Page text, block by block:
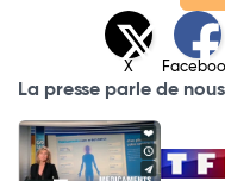
X
La presse parle de nous